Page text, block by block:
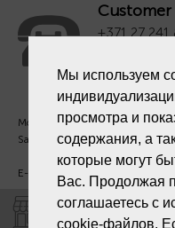
+371 27 241
Mon. - Fri. 09:00 - 18:00
Sat - Sun. - Out.
E-mail: info@laiksjewellery.lv
SHOPS "LAIKS"
Мы используем
просмотра и
содержания, а
которые могут
Вас. Продолжая
соглашаетесь с
cookie-файлов.